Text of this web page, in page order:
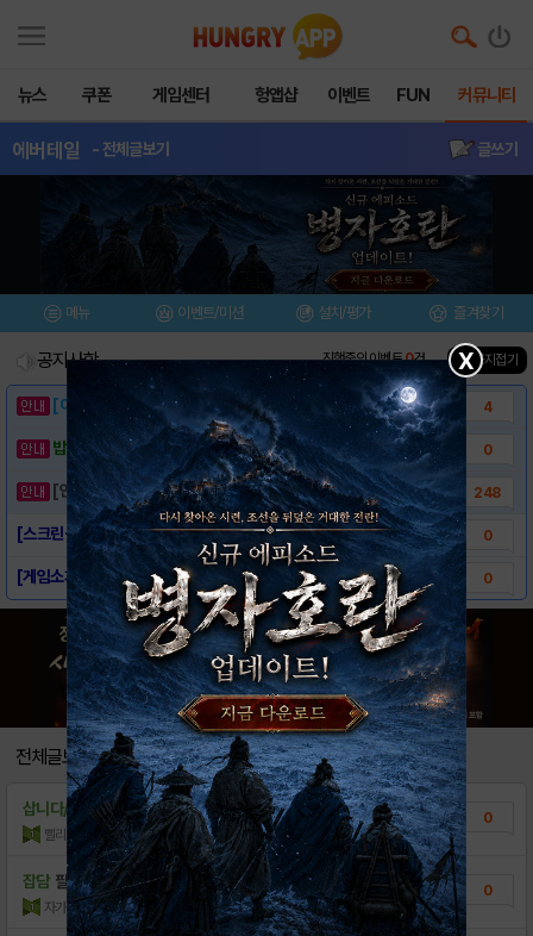
뉴스 쿠폰 게임센터 헝앱샵 이벤트 FUN 커뮤니티
에버테일 - 전체글보기 글쓰기
메뉴 이벤트/미션 설치/평가 즐겨찾기
공지사항 진행중인 이벤트0건 ▲ 공지접기
[이벤트] 웃음으로 매일매일 해피! 유머 게시.. 4
밥알이의 헝앱통신 ⑲ “밥알이, 드디어 멀티를.. 0
[안내] 헝그리앱 필수 상식! 밥알 획득 안내.. 248
[스크린샷] - 에버테일 0
[게임소개] - 에버테일 0
전체글보기
삽니다/팝니다 판매완료)50만돌~ㅍㅍ
삘리리 조회수:228 | 26.05.25
0
잡담 팔아여
자가으튼 조회수:272 | 26.05.10
0
X